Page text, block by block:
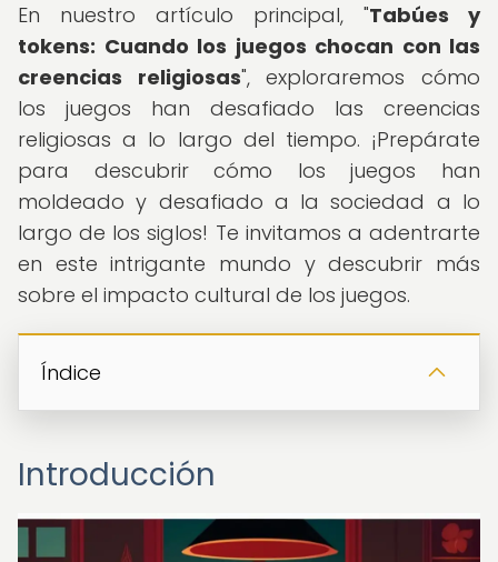
En nuestro artículo principal, "Tabúes y
tokens: Cuando los juegos chocan con las
creencias religiosas", exploraremos cómo
los juegos han desafiado las creencias
religiosas a lo largo del tiempo. ¡Prepárate
para descubrir cómo los juegos han
moldeado y desafiado a la sociedad a lo
largo de los siglos! Te invitamos a adentrarte
en este intrigante mundo y descubrir más
sobre el impacto cultural de los juegos.
Índice
Introducción